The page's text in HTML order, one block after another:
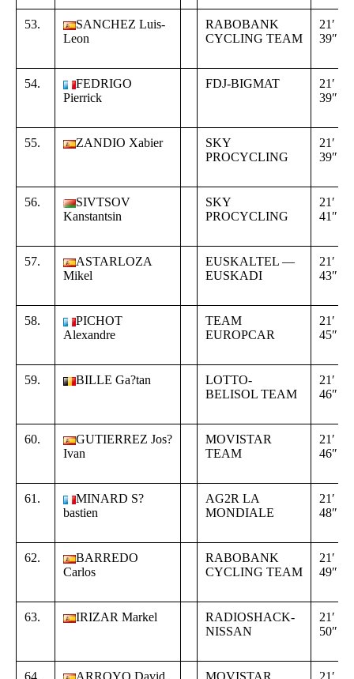
53.
SANCHEZ Luis-
Leon
RABOBANK
CYCLING TEAM
21′
39″
54.
FEDRIGO
Pierrick
FDJ-BIGMAT
21′
39″
55. ZANDIO Xabier
SKY
PROCYCLING
21′
39″
56.
SIVTSOV
Kanstantsin
SKY
PROCYCLING
21′
41″
57.
ASTARLOZA
Mikel
EUSKALTEL —
EUSKADI
21′
43″
58.
PICHOT
Alexandre
TEAM
EUROPCAR
21′
45″
59. BILLE Ga?tan
LOTTO-
BELISOL TEAM
21′
46″
60.
GUTIERREZ Jos?
Ivan
MOVISTAR
TEAM
21′
46″
61.
MINARD S?
bastien
AG2R LA
MONDIALE
21′
48″
62.
BARREDO
Carlos
RABOBANK
CYCLING TEAM
21′
49″
63. IRIZAR Markel
RADIOSHACK-
NISSAN
21′
50″
64. ARROYO David
MOVISTAR
21′